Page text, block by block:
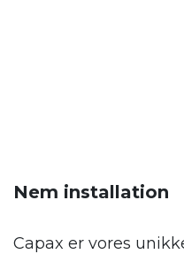
Nem installation
Capax er vores